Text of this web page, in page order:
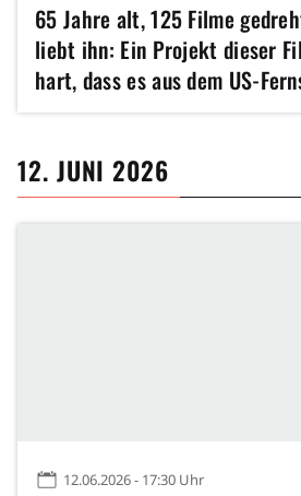
65 Jahre alt, 125 Filme
liebt ihn: Ein Projekt dieser
hart, dass es aus dem US-
wurde
12. JUNI 2026
12.06.2026 - 17:30 Uhr